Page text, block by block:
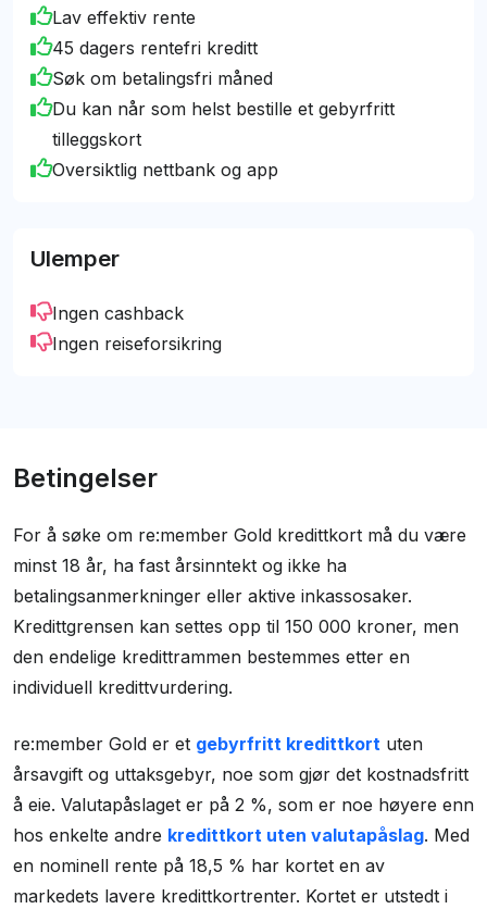
Skriv en anmeldelse
beste og mest objektive veiledningen, slik at du kan
ta det valget som lønner seg mest for deg.
Lav effektiv rente
45 dagers rentefri kreditt
Søk om betalingsfri måned
Du kan når som helst bestille et gebyrfritt
tilleggskort
Oversiktlig nettbank og app
Ulemper
Ingen cashback
Ingen reiseforsikring
Betingelser
For å søke om re:member Gold kredittkort må du være
minst 18 år, ha fast årsinntekt og ikke ha
betalingsanmerkninger eller aktive inkassosaker.
Kredittgrensen kan settes opp til 150 000 kroner, men
den endelige kredittrammen bestemmes etter en
individuell kredittvurdering.
re:member Gold er et gebyrfritt kredittkort uten
årsavgift og uttaksgebyr, noe som gjør det kostnadsfritt
å eie. Valutapåslaget er på 2 %, som er noe høyere enn
hos enkelte andre kredittkort uten valutapåslag. Med
en nominell rente på 18,5 % har kortet en av
markedets lavere kredittkortrenter. Kortet er utstedt i